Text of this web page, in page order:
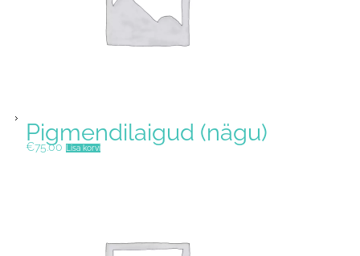
Pigmendilaigud (nägu)
€75.00 Lisa korvi